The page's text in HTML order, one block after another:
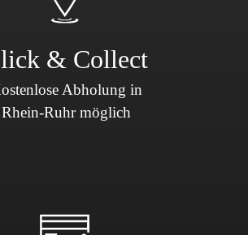
& Collect
Abholung in
Rhein-Ruhr möglich